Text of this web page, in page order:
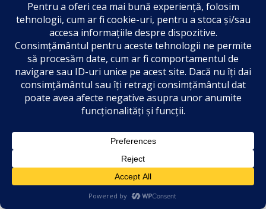
0 Reply
Alexandru Lucian Stanciu
2 years ago
Mergem pana la capăt! Ținta – majoritate
simplă la alegerile din toamnă!
0 Reply
Marinel Ban
2 years ago
51